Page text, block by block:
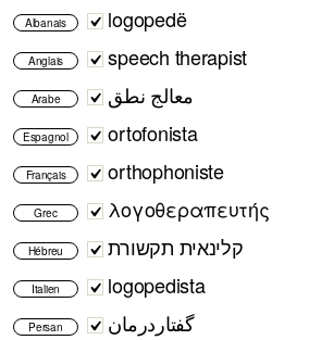
Albanais logopedë
Anglais speech therapist
Arabe معالج نطق
Espagnol ortofonista
Français orthophoniste
Grec λογοθεραπευτής
Hébreu קלינאית תקשורת
Italien logopedista
Persan گفتاردرمان